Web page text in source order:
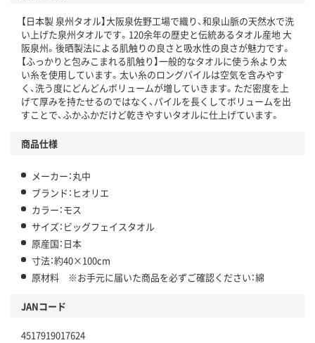
【日本製 泉州タオル】大阪泉佐野工場で織り、和泉山脈の天然水で洗
い上げた泉州タオルです。120余年の歴史と伝統あるタオル産地 大
阪泉州。後晒製法による肌触りの良さと吸水性の良さが魅力です。
【ふっかりと包みこまれる肌触り】一般的なタオルに使う糸より太
い糸を使用しています。太い糸のロングパイルは空気を含みやす
く、洗う度にどんどんボリュームが増していきます。ただ密度を上
げて厚みを持たせるのではなく、パイルを長くしてボリュームを出
すことで、ふかふかだけど乾きやすいタオルに仕上げています。
商品仕様
メーカー：丸中
ブランド：ヒオリエ
カラー：モス
サイズ：ビッグフェイスタオル
原産国：日本
寸法：約40×100cm
原材料 ※お手元に届いた商品を必ずご確認ください：綿
JANコード
4517919017624